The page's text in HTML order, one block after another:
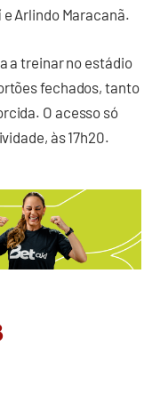
e Arlindo Maracanã.
a treinar no estádio
fechados, tanto
O acesso só
às 17h20.